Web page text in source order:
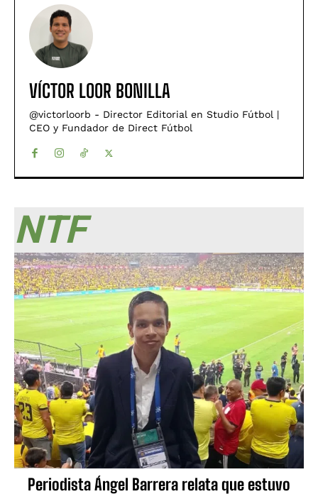
VÍCTOR LOOR BONILLA
@victorloorb - Director Editorial en Studio Fútbol |
CEO y Fundador de Direct Fútbol
NTF
Periodista Ángel Barrera relata que estuvo